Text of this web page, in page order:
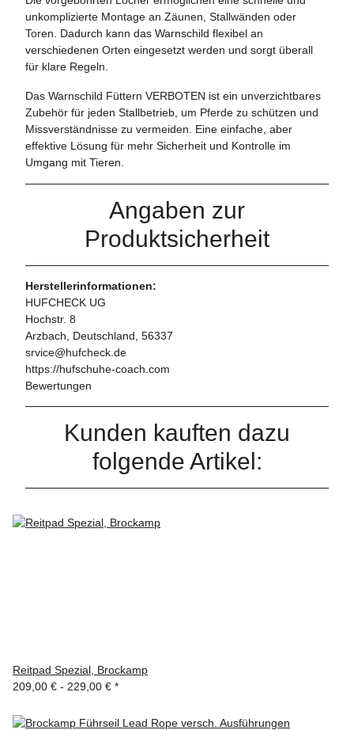
unkomplizierte Montage an Zäunen, Stallwänden oder
Toren. Dadurch kann das Warnschild flexibel an
verschiedenen Orten eingesetzt werden und sorgt überall
für klare Regeln.
Das Warnschild Füttern VERBOTEN ist ein unverzichtbares
Zubehör für jeden Stallbetrieb, um Pferde zu schützen und
Missverständnisse zu vermeiden. Eine einfache, aber
effektive Lösung für mehr Sicherheit und Kontrolle im
Umgang mit Tieren.
Angaben zur
Produktsicherheit
Herstellerinformationen:
HUFCHECK UG
Hochstr. 8
Arzbach, Deutschland, 56337
srvice@hufcheck.de
https://hufschuhe-coach.com
Bewertungen
Kunden kauften dazu
folgende Artikel:
Reitpad Spezial, Brockamp
209,00 € - 229,00 € *